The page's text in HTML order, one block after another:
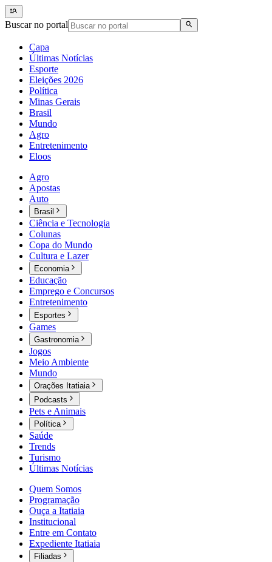
Buscar no portal
Capa
Últimas Notícias
Esporte
Eleições 2026
Política
Minas Gerais
Brasil
Mundo
Agro
Entretenimento
Eloos
Agro
Apostas
Auto
Brasil
Ciência e Tecnologia
Colunas
Copa do Mundo
Cultura e Lazer
Economia
Educação
Emprego e Concursos
Entretenimento
Esportes
Games
Gastronomia
Jogos
Meio Ambiente
Mundo
Orações Itatiaia
Podcasts
Pets e Animais
Política
Saúde
Trends
Turismo
Últimas Notícias
Quem Somos
Programação
Ouça a Itatiaia
Institucional
Entre em Contato
Expediente Itatiaia
Filiadas